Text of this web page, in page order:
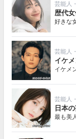
芸能人
歴代
好きな
芸能人
イケ
イケメ
芸能人
日本
最も美